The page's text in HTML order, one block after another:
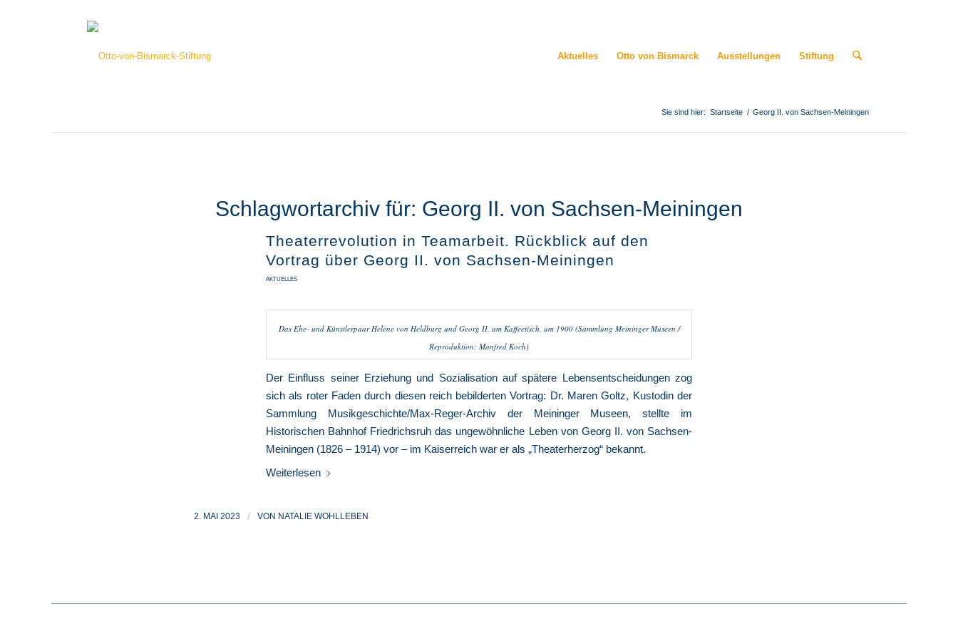
Aktuelles Otto von Bismarck Ausstellungen Stiftung
Sie sind hier: Startseite / Georg II. von Sachsen-Meiningen
Schlagwortarchiv für: Georg II. von Sachsen-Meiningen
Theaterrevolution in Teamarbeit. Rückblick auf den
Vortrag über Georg II. von Sachsen-Meiningen
AKTUELLES
Das Ehe- und Künstlerpaar Helene von Heldburg und Georg II. am Kaffeetisch, um 1900 (Sammlung Meininger Museen /
Reproduktion: Manfred Koch)
Der Einfluss seiner Erziehung und Sozialisation auf spätere Lebensentscheidungen zog
sich als roter Faden durch diesen reich bebilderten Vortrag: Dr. Maren Goltz, Kustodin der
Sammlung Musikgeschichte/Max-Reger-Archiv der Meininger Museen, stellte im
Historischen Bahnhof Friedrichsruh das ungewöhnliche Leben von Georg II. von Sachsen-
Meiningen (1826 – 1914) vor – im Kaiserreich war er als „Theaterherzog“ bekannt.
Weiterlesen
2. MAI 2023 / VON NATALIE WOHLLEBEN